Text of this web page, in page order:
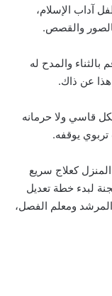
آداب الإسلام،
والقصص.
والمدح له
هذا عن ذاك.
قاسي ولا حرمانه
يوقفه.
كعلاج سريع
لبدء خطة تعديل
ومعلم الفصل،